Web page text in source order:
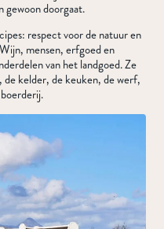
gewoon doorgaat.
respect voor de natuur en
mensen, erfgoed en
van het landgoed. Ze
de kelder, de keuken, de werf,